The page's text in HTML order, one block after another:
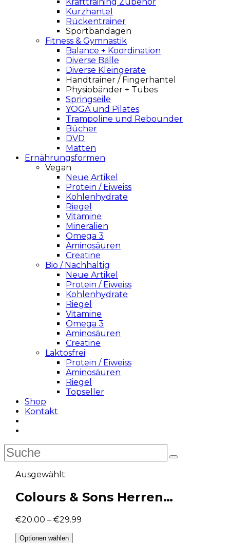
Kurzhantel
Rückentrainer
Sportbandagen
Fitness & Gymnastik
Balance + Koordination
Diverse Bälle
Diverse Kleingeräte
Handtrainer / Fingerhantel
Physiobänder + Tubes
Springseile
YOGA und Pilates
Trampoline und Rebounder
Bücher
DVD
Matten
Ernährungsformen
Vegan
Neue Artikel
Protein / Eiweiss
Kohlenhydrate
Riegel
Vitamine
Mineralien
Omega 3
Aminosäuren
Creatine
Bio / Nachhaltig
Neue Artikel
Protein / Eiweiss
Kohlenhydrate
Riegel
Vitamine
Omega 3
Aminosäuren
Creatine
Laktosfrei
Protein / Eiweiss
Aminosäuren
Riegel
Topseller
Shop
Kontakt
Ausgewählt:
Colours & Sons Herren…
€20.00 – €29.99
Optionen wählen